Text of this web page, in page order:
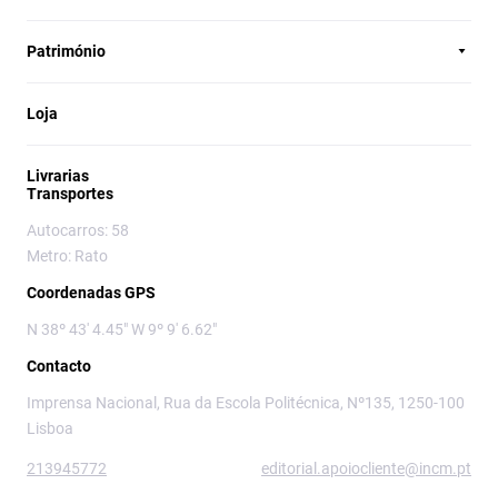
Património
Loja
Livrarias
Transportes
Autocarros: 58
Metro: Rato
Coordenadas GPS
N 38º 43' 4.45" W 9º 9' 6.62"
Contacto
Imprensa Nacional, Rua da Escola Politécnica, Nº135, 1250-100
Lisboa
213945772 editorial.apoiocliente@incm.pt